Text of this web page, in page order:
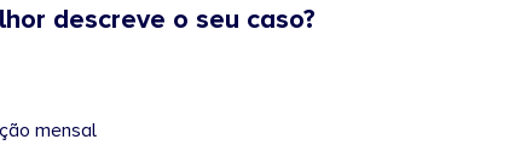
descreve o seu caso?
mensal